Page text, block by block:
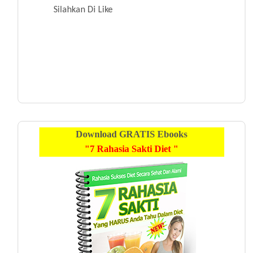
Silahkan Di Like
Download GRATIS Ebooks
"7 Rahasia Sakti Diet "